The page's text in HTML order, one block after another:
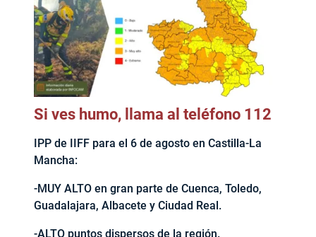
Si ves humo, llama al teléfono 112
IPP de IIFF para el 6 de agosto en Castilla-La
Mancha:
-MUY ALTO en gran parte de Cuenca, Toledo,
Guadalajara, Albacete y Ciudad Real.
-ALTO puntos dispersos de la región.